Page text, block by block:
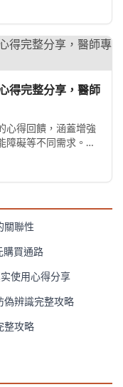
得完整分享，醫師
心得回饋，涵蓋增強
障礙等不同需求。多
關聯性
購買通路
使用心得分享
偽辨識完整攻略
整攻略